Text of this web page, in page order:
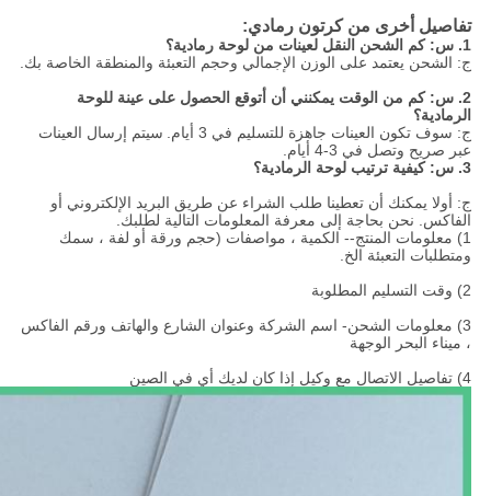
تفاصيل أخرى من كرتون رمادي:
1. س: كم الشحن النقل لعينات من لوحة رمادية؟
ج: الشحن يعتمد على الوزن الإجمالي وحجم التعبئة والمنطقة الخاصة بك.
2. س: كم من الوقت يمكنني أن أتوقع الحصول على عينة للوحة
الرمادية؟
ج: سوف تكون العينات جاهزة للتسليم في 3 أيام.
سيتم إرسال العينات
عبر صريح وتصل في 3-4 أيام.
3. س: كيفية ترتيب لوحة الرمادية؟
ج: أولا يمكنك أن تعطينا طلب الشراء عن طريق البريد الإلكتروني أو
الفاكس. نحن بحاجة إلى معرفة المعلومات التالية لطلبك.
1) معلومات المنتج-- الكمية ، مواصفات (حجم ورقة أو لفة ، سمك
ومتطلبات التعبئة الخ.
2) وقت التسليم المطلوبة
3) معلومات الشحن- اسم الشركة وعنوان الشارع والهاتف ورقم الفاكس
، ميناء البحر الوجهة
4) تفاصيل الاتصال مع وكيل إذا كان لديك أي في الصين